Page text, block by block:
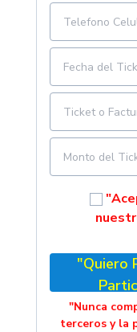
"Quiero
"Nunca
terceros y la